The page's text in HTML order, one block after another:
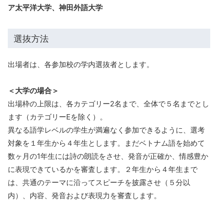
ア太平洋大学、神田外語大学
選抜方法
出場者は、各参加校の学内選抜者とします。
＜大学の場合＞
出場枠の上限は、各カテゴリー2名まで、全体で５名までとし
ます（カテゴリーEを除く）。
異なる語学レベルの学生が満遍なく参加できるように、選考
対象を１年生から４年生とします。まだベトナム語を始めて
数ヶ月の1年生には詩の朗読をさせ、発音が正確か、情感豊か
に表現できているかを審査します。２年生から４年生まで
は、共通のテーマに沿ってスピーチを披露させ（５分以
内）、内容、発音および表現力を審査します。